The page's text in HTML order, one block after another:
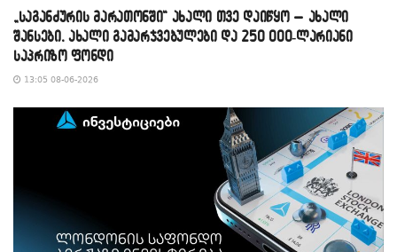
„საგანძურის მარათონში“ ახალი თვე დაიწყო – ახალი
შანსები, ახალი გამარჯვებულები და 250 000-ლარიანი
საპრიზო ფონდი
13:05 08-06-2026